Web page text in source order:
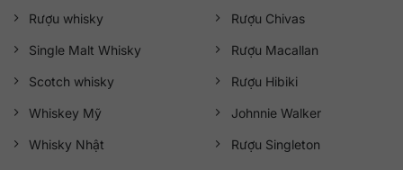
Rượu whisky
Single Malt Whisky
Scotch whisky
Whiskey Mỹ
Whisky Nhật
Rượu Chivas
Rượu Macallan
Rượu Hibiki
Johnnie Walker
Rượu Singleton